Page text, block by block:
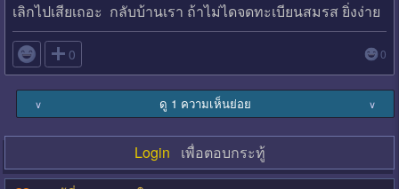
เลิกไปเสียเถอะ กลับบ้านเรา ถ้าไม่ไดจดทะเบียนสมรส ยิ่งง่าย
 0 0
∨ ดู 1 ความเห็นย่อย ∨
Login เพื่อตอบกระทู้